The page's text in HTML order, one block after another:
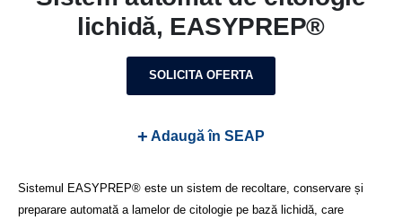
lichidă, EASYPREP®
SOLICITA OFERTA
+ Adaugă în SEAP
Sistemul EASYPREP® este un sistem de recoltare, conservare și
preparare automată a lamelor de citologie pe bază lichidă, care